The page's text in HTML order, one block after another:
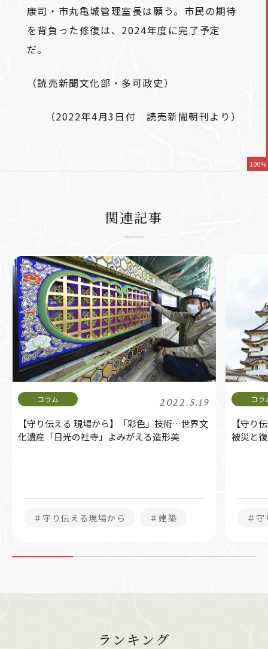
康司・市丸亀城管理室長は願う。市民の期待
を背負った修復は、2024年度に完了予定
だ。
（読売新聞文化部・多可政史）
（2022年4月3日付 読売新聞朝刊より）
100%
関連記事
2022.5.19
【守り伝える 現場から】「彩色」技術…世界文
化遺産「日光の社寺」よみがえる造形美
＃守り伝える現場から ＃建築
【守り
被災と
＃
ランキング